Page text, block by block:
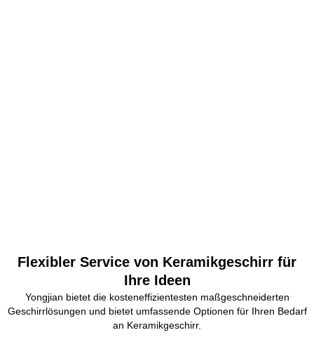
Flexibler Service von Keramikgeschirr für
Ihre Ideen
Yongjian bietet die kosteneffizientesten maßgeschneiderten
Geschirrlösungen und bietet umfassende Optionen für Ihren Bedarf
an Keramikgeschirr.